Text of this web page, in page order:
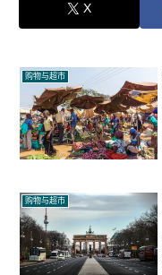
X
购物与超市
购物与超市